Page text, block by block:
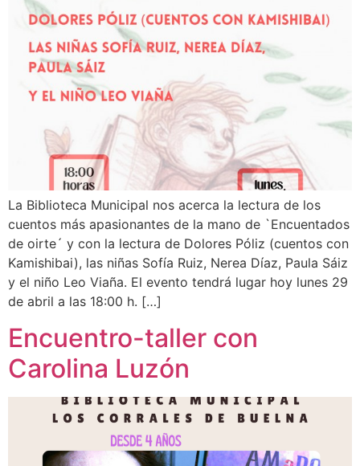
La Biblioteca Municipal nos acerca la lectura de los
cuentos más apasionantes de la mano de `Encuentados
de oirte´ y con la lectura de Dolores Póliz (cuentos con
Kamishibai), las niñas Sofía Ruiz, Nerea Díaz, Paula Sáiz
y el niño Leo Viaña. El evento tendrá lugar hoy lunes 29
de abril a las 18:00 h. […]
Encuentro-taller con
Carolina Luzón